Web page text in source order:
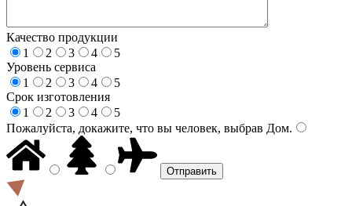
Качество продукции
1
2 3 4
5
Уровень сервиса
1
2 3 4
5
Срок изготовления
1
2 3 4
5
Пожалуйста, докажите, что вы человек, выбрав Дом.